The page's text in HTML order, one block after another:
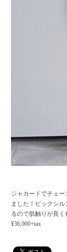
ジャカードでチェ
ました！ビックシ
るので肌触りが良く
¥36,000+tax